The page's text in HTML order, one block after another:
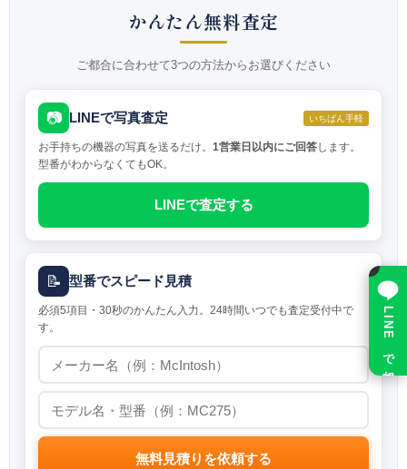
かんたん無料査定
ご都合に合わせて3つの方法からお選びください
📷 LINEで写真査定 いちばん手軽
お手持ちの機器の写真を送るだけ。 1営業日以内にご回答します。
型番がわからなくてもOK。
LINEで査定する
📝 型番でスピード見積
必須5項目・30秒のかんたん入力。24時間いつでも査定受付中で
す。
無料見積りを依頼する
LINE で相談
×